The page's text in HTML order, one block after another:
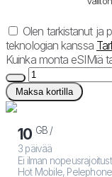
Olen tarkistanut ja
teknologian kanssa
Kuinka monta eSIMiä
Maksa kortilla
10 GB /
3 päivää
Ei ilman
Hot Mobile, Pelephone